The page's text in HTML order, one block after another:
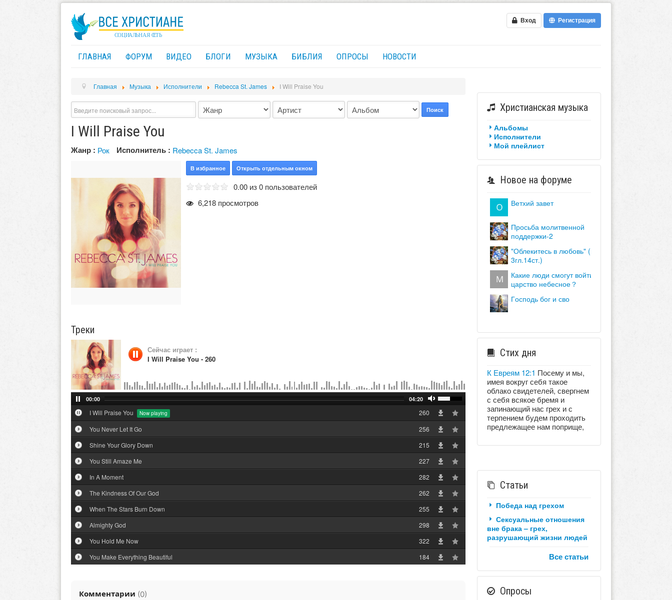
Вход Регистрация
ГЛАВНАЯ ФОРУМ ВИДЕО БЛОГИ МУЗЫКА БИБЛИЯ ОПРОСЫ НОВОСТИ
Главная Музыка Исполнители Rebecca St. James I Will Praise You
Поиск
I Will Praise You
Жанр : Рок Исполнитель : Rebecca St. James
В избранное Открыть отдельным окном
0.00 из 0 пользователей
6,218 просмотров
Треки
Сейчас играет :
I Will Praise You - 260
00:00 04:20
I Will Praise You
260
You Never Let It Go
256
Shine Your Glory Down
215
You Still Amaze Me
227
In A Moment
282
The Kindness Of Our God
262
When The Stars Burn Down
255
Almighty God
298
You Hold Me Now
322
You Make Everything Beautiful
184
Комментарии (0)
Христианская музыка
Альбомы
Исполнители
Мой плейлист
Новое на форуме
ветхий завет
просьба молитвенной
поддержки-2
"облекитесь в любовь" (кол.
3гл.14ст.)
какие люди смогут войти в
царство небесное？
господь бог и сво
Стих дня
К Евреям 12:1 Посему и мы,
имея вокруг себя такое
облако свидетелей, свергнем
с себя всякое бремя и
запинающий нас грех и с
терпением будем проходить
предлежащее нам поприще,
Статьи
Победа над грехом
Сексуальные отношения
вне брака – грех,
разрушающий жизни людей
Все статьи
Опросы